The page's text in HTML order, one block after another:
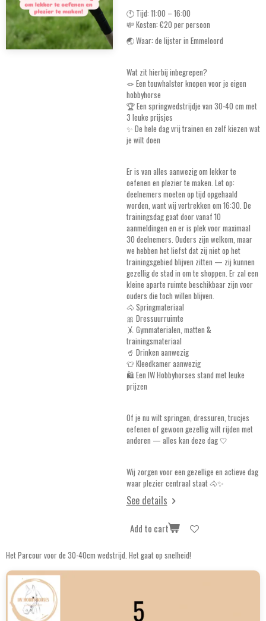
🕚 Tijd: 11:00 – 16:00
💸 Kosten: €20 per persoon
🌏 Waar: de lijster in Emmeloord
Wat zit hierbij inbegrepen?
🪢 Een touwhalster knopen voor je eigen
hobbyhorse
🏆 Een springwedstrijdje van 30-40 cm met
3 leuke prijsjes
✨ De hele dag vrij trainen en zelf kiezen wat
je wilt doen
Er is van alles aanwezig om lekker te
oefenen en plezier te maken. Let op:
deelnemers moeten op tijd opgehaald
worden, want wij vertrekken om 16:30. De
trainingsdag gaat door vanaf 10
aanmeldingen en er is plek voor maximaal
30 deelnemers. Ouders zijn welkom, maar
we hebben het liefst dat zij niet op het
trainingsgebied blijven zitten — zij kunnen
gezellig de stad in om te shoppen. Er zal een
kleine aparte ruimte beschikbaar zijn voor
ouders die toch willen blijven.
🐴 Springmateriaal
🎀 Dressuurruimte
🤸 Gymmaterialen, matten &
trainingsmateriaal
🥤 Drinken aanwezig
👕 Kleedkamer aanwezig
🛍️ Een IW Hobbyhorses stand met leuke
prijzen
Of je nu wilt springen, dressuren, trucjes
oefenen of gewoon gezellig wilt rijden met
anderen — alles kan deze dag 🤍
Wij zorgen voor een gezellige en actieve dag
waar plezier centraal staat 🐴✨
See details
Add to cart
Het Parcour voor de 30-40cm wedstrijd. Het gaat op snelheid!